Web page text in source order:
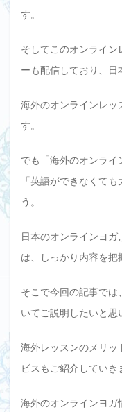
す。
そしてこのオンライン
ーも配信しており、日
海外のオンラインレッ
す。
でも「海外のオンライ
「英語ができなくて
う。
日本のオンラインヨ
は、しっかり内容を把
そこで今回の記事で
いてご説明したいと思
海外レッスンのメリッ
ビスもご紹介していき
海外のオンラインヨガ